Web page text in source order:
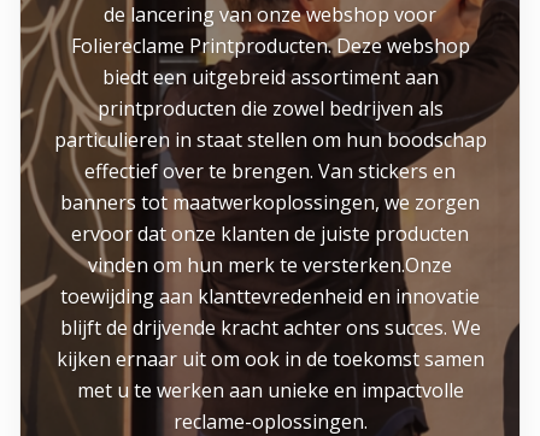
de lancering van onze webshop voor
Foliereclame Printproducten. Deze webshop
biedt een uitgebreid assortiment aan
printproducten die zowel bedrijven als
particulieren in staat stellen om hun boodschap
effectief over te brengen. Van stickers en
banners tot maatwerkoplossingen, we zorgen
ervoor dat onze klanten de juiste producten
vinden om hun merk te versterken.Onze
toewijding aan klanttevredenheid en innovatie
blijft de drijvende kracht achter ons succes. We
kijken ernaar uit om ook in de toekomst samen
met u te werken aan unieke en impactvolle
reclame-oplossingen.